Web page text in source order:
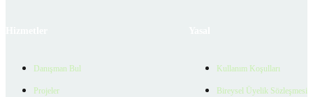
Danışman Bul
Projeler
Kullanım Koşulları
Bireysel Üyelik Sözleşmesi